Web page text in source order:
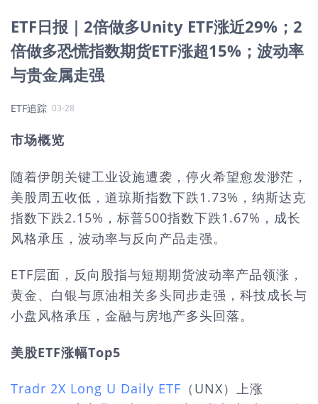
ETF日报｜2倍做多Unity ETF涨近29%；2
倍做多恐慌指数期货ETF涨超15%；波动率
与贵金属走强
ETF追踪 03-28
市场概览
随着伊朗关键工业设施遭袭，停火希望愈发渺茫，
美股周五收低，道琼斯指数下跌1.73%，纳斯达克
指数下跌2.15%，标普500指数下跌1.67%，成长
风格承压，波动率与反向产品走强。
ETF层面，反向股指与短期期货波动率产品领涨，
黄金、白银与原油相关多头同步走强，科技成长与
小盘风格承压，金融与房地产多头回落。
美股ETF涨幅Top5
Tradr 2X Long U Daily ETF （UNX）上涨